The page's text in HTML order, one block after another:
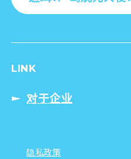
LINK
对于企业
隐私政策